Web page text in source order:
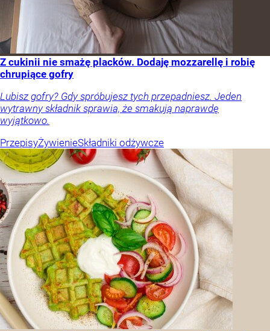
Z cukinii nie smażę placków. Dodaję mozzarellę i robię
chrupiące gofry
Lubisz gofry? Gdy spróbujesz tych przepadniesz. Jeden
wytrawny składnik sprawia, że smakują naprawdę
wyjątkowo.
PrzepisyŻywienieSkładniki odżywcze